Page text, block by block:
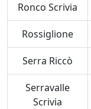
Ronco Scrivia
Rossiglione
Serra Riccò
Serravalle
Scrivia